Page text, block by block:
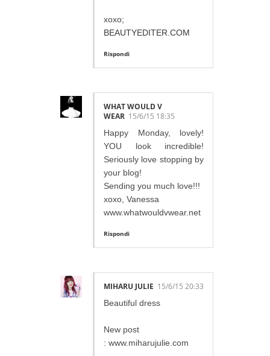
xoxo;
BEAUTYEDITER.COM
Rispondi
WHAT WOULD V
WEAR 15/6/15 18:35
Happy Monday, lovely!
YOU look incredible!
Seriously love stopping by
your blog!
Sending you much love!!!
xoxo, Vanessa
www.whatwouldvwear.net
Rispondi
MIHARU JULIE 15/6/15 20:33
Beautiful dress
New post
: www.miharujulie.com